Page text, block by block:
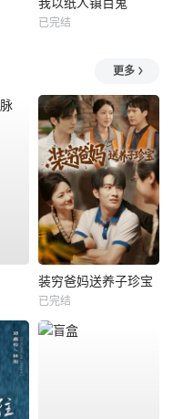
已完结
更多
装穷爸妈送养子珍宝
已完结